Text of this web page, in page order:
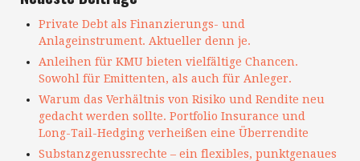
Private Debt als Finanzierungs- und
Anlageinstrument. Aktueller denn je.
Anleihen für KMU bieten vielfältige Chancen.
Sowohl für Emittenten, als auch für Anleger.
Warum das Verhältnis von Risiko und Rendite neu
gedacht werden sollte. Portfolio Insurance und
Long-Tail-Hedging verheißen eine Überrendite
Substanzgenussrechte – ein flexibles, punktgenaues